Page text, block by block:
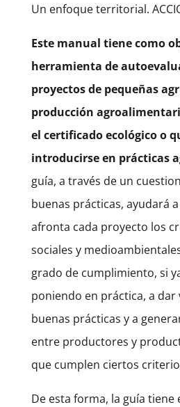
Un enfoque territorial.
Este manual tiene como
herramienta de
proyectos de pequeñas
producción
el certificado ecológico o
introducirse en prácticas
guía, a través de un
buenas prácticas, ayudará
afronta cada proyecto los
sociales y
grado de cumplimiento, si
poniendo en práctica, a dar
buenas prácticas y a
entre productores y
que cumplen ciertos
De esta forma, la guía